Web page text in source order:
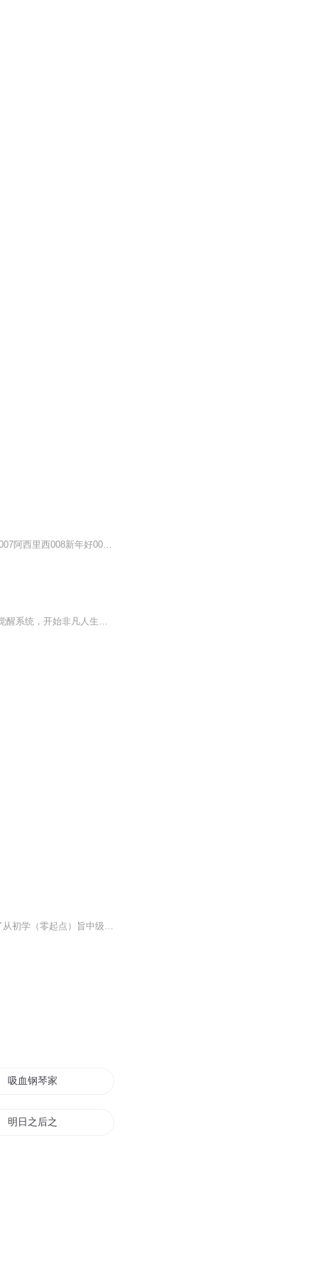
【适合初学者】S1～S2程度001铃儿响叮当002落水天003鹅004到站了005打电话006娥眉豆007阿西里西008新年好009多快乐010保护小羊011虫儿飞012祝您生日快乐013假如幸福的话拍拍手吧014欢乐颂015乃哟乃016玛丽有只小羊羔017在阿维翁大桥上018小xiao蜜蜂019粉刷...
突然觉醒系统，开始非凡人生。幽助每天都可以收到附近的消息，这不就好起来了吗？突然觉醒系统，开始非凡人生。幽助每天都可以收到附近的消息，这不就好起来了吗？突然觉醒系统，开始非凡人生。幽助每天都可以收到附近的消息，这不就好起来了吗？重要的事...
书中150首乐曲都是作者根据孩子们和家长们所熟悉和喜爱的歌曲编配而成的钢琴曲，涵盖了从初学（零起点）旨中级水平（约车尔尼299）的程度，可以伴随大多数孩子从初学开始约四、五年的使用时间。
吸血钢琴家
明日之后之首席钢琴师